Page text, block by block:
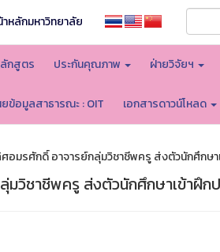
าหลักมหาวิทยาลัย
กสูตร ประกันคุณภาพ ฝ่ายวิจัยฯ
ยข้อมูลสาธารณะ : OIT เอกสารดาวน์โหลด
มรศักดิ์ อาจารย์กลุ่มวิชาชีพครู ส่งตัวนักศึกษ
วิชาชีพครู ส่งตัวนักศึกษาเข้าฝึก